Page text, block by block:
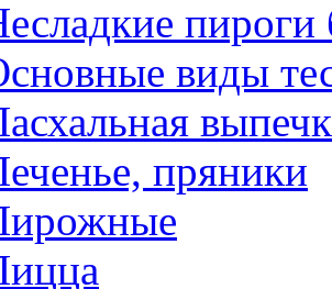
пироги
виды
пряники